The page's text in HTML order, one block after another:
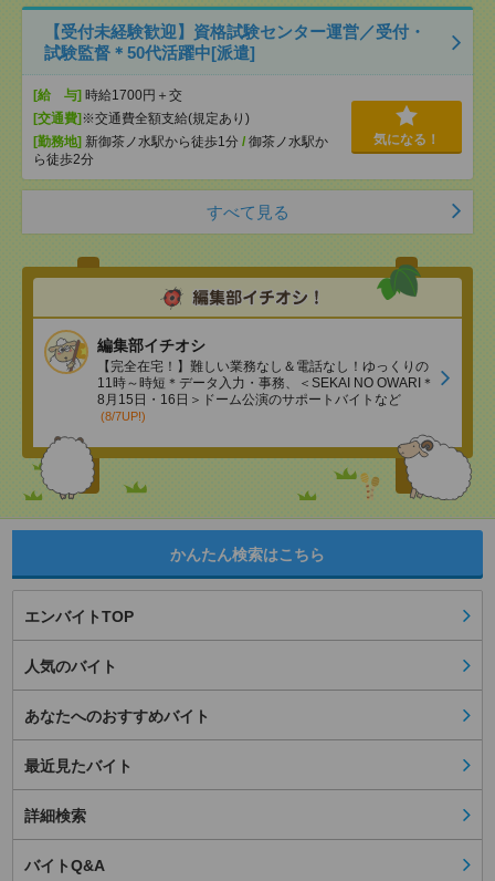
【受付未経験歓迎】資格試験センター運営／受付・
試験監督＊50代活躍中[派遣]
[給 与] 時給1700円＋交
[交通費] ※交通費全額支給(規定あり)
[勤務地] 新御茶ノ水駅から徒歩1分 / 御茶ノ水駅か
ら徒歩2分
気になる！
すべて見る
編集部イチオシ
【完全在宅！】難しい業務なし＆電話なし！ゆっくりの
11時～時短＊データ入力・事務、＜SEKAI NO OWARI＊
8月15日・16日＞ドーム公演のサポートバイトなど
(8/7UP!)
かんたん検索はこちら
エンバイトTOP
人気のバイト
あなたへのおすすめバイト
最近見たバイト
詳細検索
バイトQ&A